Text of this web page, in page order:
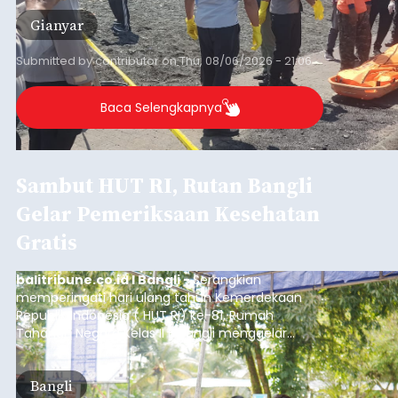
Gianyar
Submitted bycontributoronThu, 08/06/2026 - 21:06
Baca Selengkapnya
Sambut HUT RI, Rutan Bangli
Gelar Pemeriksaan Kesehatan
Gratis
balitribune.co.id I Bangli -Serangkian
memperingati hari ulang tahun Kemerdekaan
Republik Indonesia ( HUT RI) ke-81, Rumah
Tahanan Negara Kelas II B Bangli menggelar
kegiatan pemeriksaan kesehatan gratis, Rabu
(6/8/2026).
Bangli